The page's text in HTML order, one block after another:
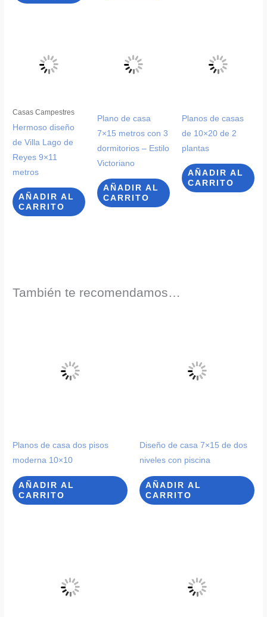
Casas Campestres
Hermoso diseño
de Villa Lago de
Reyes 9×11
metros
AÑADIR AL
CARRITO
Plano de casa
7×15 metros con 3
dormitorios – Estilo
Victoriano
AÑADIR AL
CARRITO
Planos de casas
de 10×20 de 2
plantas
AÑADIR AL
CARRITO
También te recomendamos…
Planos de casa dos pisos
moderna 10×10
AÑADIR AL
CARRITO
Diseño de casa 7×15 de dos
niveles con piscina
AÑADIR AL
CARRITO